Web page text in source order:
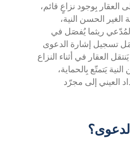
العقار بِوجود نزاعٍ قائم،
الحسن النية،
ريثما يُفصَل في
تسجيل إشارة الدعوى
العقار في أثناء النزاع
يَتمتّع بِالحماية،
العيني إلى مجرّد